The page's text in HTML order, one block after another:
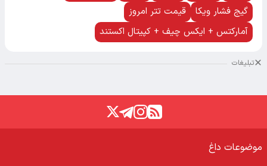
گیج فشار ویکا
قیمت تتر امروز
آمارکتس + ایکس چیف + کپیتال اکستند
تبلیغات
موضوعات داغ